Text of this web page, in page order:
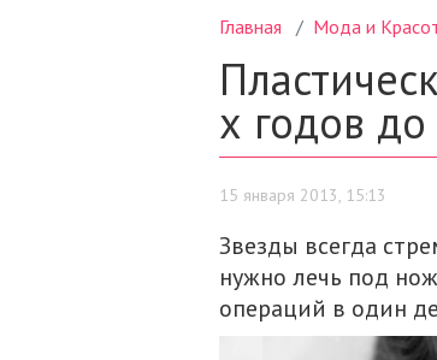
Главная Мода и
х годов
15 января 2013, 15:13
Звезды всегда
нужно лечь под
операций в один